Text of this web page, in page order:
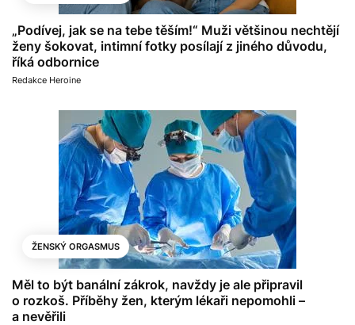
„Podívej, jak se na tebe těším!“ Muži většinou nechtějí
ženy šokovat, intimní fotky posílají z jiného důvodu,
říká odbornice
Redakce Heroine
ŽENSKÝ ORGASMUS
Měl to být banální zákrok, navždy je ale připravil
o rozkoš. Příběhy žen, kterým lékaři nepomohli –
a nevěřili